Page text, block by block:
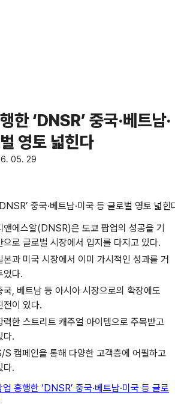
한 ‘DNSR’ 중국·베트남·
영토 넓힌다
05. 29
앤에스알(DNSR)은 도쿄 팝업의 성공을 기
으로 글로벌 시장에서 입지를 다지고 있다.
본과 미국 시장에서 이미 가시적인 성과를 거
었다.
국, 베트남 등 아시아 시장으로의 확장에도
전이 있다.
력한 스트리트 캐주얼 아이템으로 주목받고
다.
S 캠페인을 통해 다양한 고객층에 어필하고
다.
흥행한 ‘DNSR’ 중국·베트남·미국 등 글로